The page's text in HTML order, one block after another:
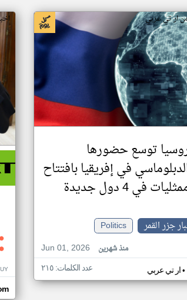
ار تي عربي
توسع حضورها
في إفريقيا بافتتاح
في 4 دول جديدة
جزر القمر
Politics
Jun 01, 2026
منذ شهرين
ار تي عربي• عدد الكلمات: ٢١٥